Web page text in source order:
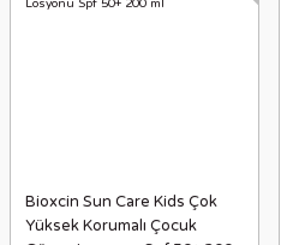
Bioxcin Sun Care Kids Çok
Yüksek Korumalı Çocuk